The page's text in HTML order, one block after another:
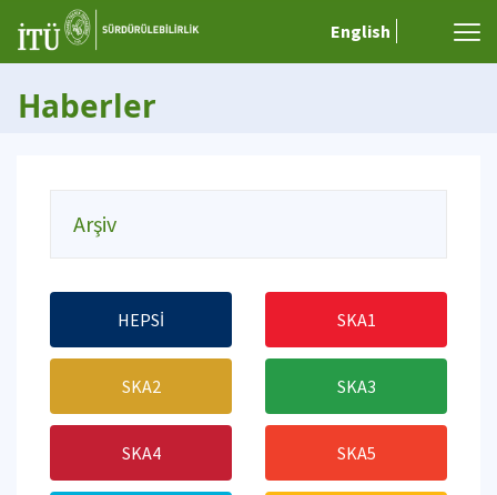
English
Haberler
Arşiv
HEPSİ SKA1
SKA2 SKA3
SKA4 SKA5